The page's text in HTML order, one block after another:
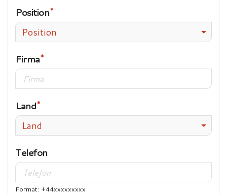
Position
Position
Firma
Land
Land
Telefon
Format: +44xxxxxxxxx